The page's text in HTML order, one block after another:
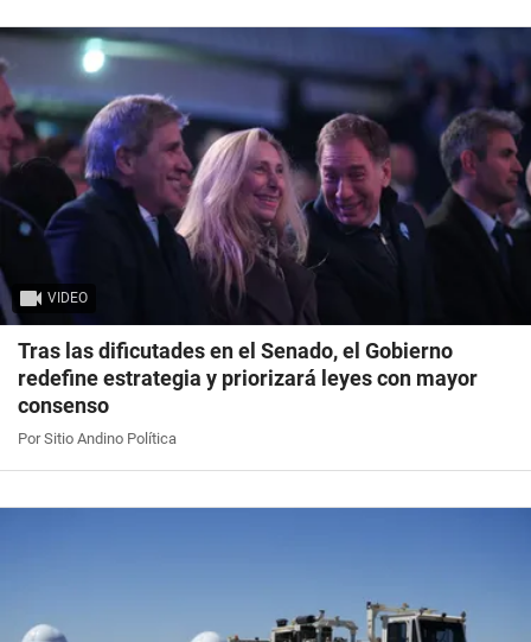
VIDEO
Tras las dificutades en el Senado, el Gobierno
redefine estrategia y priorizará leyes con mayor
consenso
Por Sitio Andino Política